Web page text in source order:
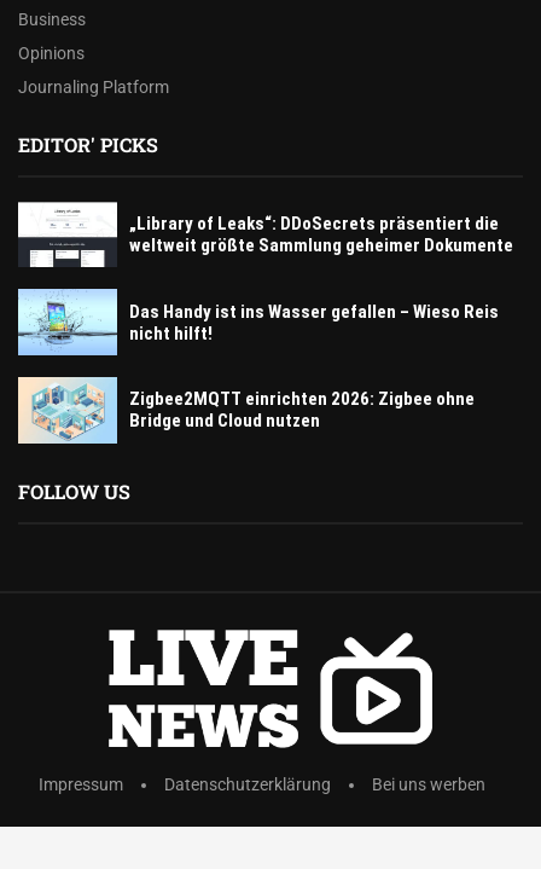
Business
Opinions
Journaling Platform
EDITOR' PICKS
„Library of Leaks“: DDoSecrets präsentiert die
weltweit größte Sammlung geheimer Dokumente
Das Handy ist ins Wasser gefallen – Wieso Reis
nicht hilft!
Zigbee2MQTT einrichten 2026: Zigbee ohne
Bridge und Cloud nutzen
FOLLOW US
Impressum Datenschutzerklärung Bei uns werben